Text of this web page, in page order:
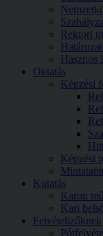
Rektori
Hasznos
Oktatás
Képzési
Képzési
Kutatás
Karon
Kari
Felvételizőknek